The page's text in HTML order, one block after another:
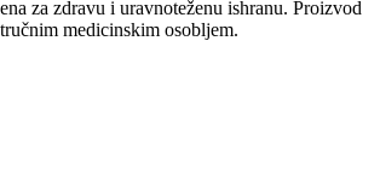
za zdravu i uravnoteženu ishranu. Proizvod
medicinskim osobljem.